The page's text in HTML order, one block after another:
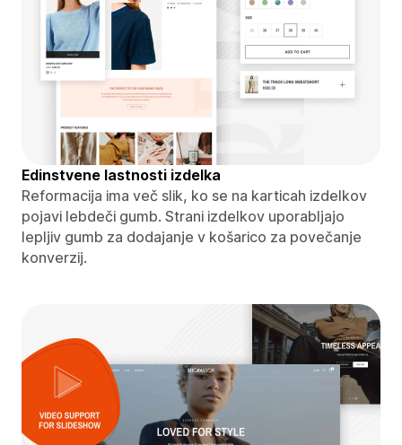
Edinstvene lastnosti izdelka
Reformacija ima več slik, ko se na karticah izdelkov
pojavi lebdeči gumb. Strani izdelkov uporabljajo
lepljiv gumb za dodajanje v košarico za povečanje
konverzij.